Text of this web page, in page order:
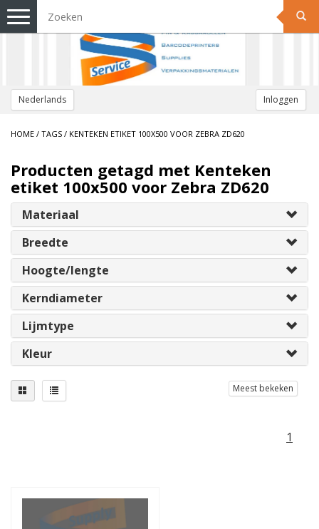
Nederlands Inloggen
Toggle
navigation
HOME / TAGS / KENTEKEN ETIKET 100X500 VOOR ZEBRA ZD620
Producten getagd met Kenteken
etiket 100x500 voor Zebra ZD620
Materiaal
Breedte
Hoogte/lengte
Kerndiameter
Lijmtype
Kleur
Meest bekeken
1